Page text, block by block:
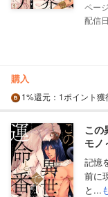
配信
購入
1%還元 ：1ポイント獲
この
モノ
記憶
前に
と...